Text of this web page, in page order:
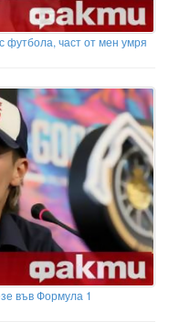
футбола, част от мен умря
във Формула 1